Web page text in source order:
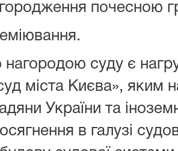
почесною
суду є
міста Києва», яким
України та
в галузі